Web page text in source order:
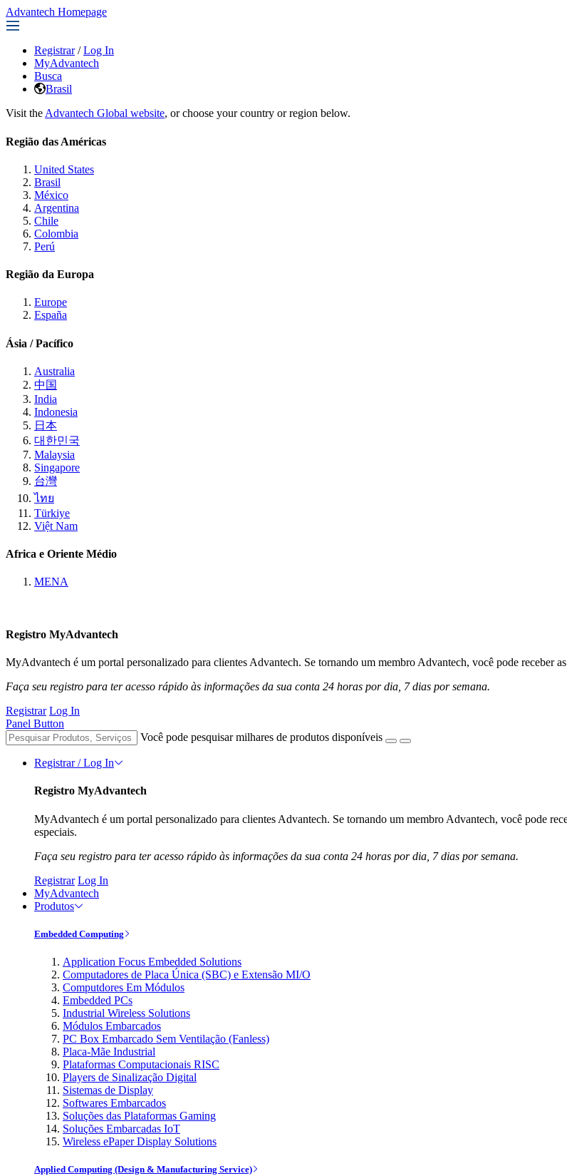
Advantech Homepage
Registrar / Log In
MyAdvantech
Busca
Brasil
Visit the Advantech Global website, or choose your country or region below.
Região das Américas
United States
Brasil
México
Argentina
Chile
Colombia
Perú
Região da Europa
Europe
España
Ásia / Pacífico
Australia
中国
India
Indonesia
日本
대한민국
Malaysia
Singapore
台灣
ไทย
Türkiye
Việt Nam
Africa e Oriente Médio
MENA
Registro MyAdvantech
MyAdvantech é um portal personalizado para clientes Advantech. Se tornando um membro Advantech, você pode receber
Faça seu registro para ter acesso rápido às informações da sua conta 24 horas por dia, 7 dias por semana.
Registrar Log In
Panel Button
Você pode pesquisar milhares de produtos disponíveis
Registrar / Log In
Registro MyAdvantech
MyAdvantech é um portal personalizado para clientes Advantech. Se tornando um membro Advantech, você pode
especiais.
Faça seu registro para ter acesso rápido às informações da sua conta 24 horas por dia, 7 dias por semana.
Registrar Log In
MyAdvantech
Produtos
Embedded Computing
Application Focus Embedded Solutions
Computadores de Placa Única (SBC) e Extensão MI/O
Computdores Em Módulos
Embedded PCs
Industrial Wireless Solutions
Módulos Embarcados
PC Box Embarcado Sem Ventilação (Fanless)
Placa-Mãe Industrial
Plataformas Computacionais RISC
Players de Sinalização Digital
Sistemas de Display
Softwares Embarcados
Soluções das Plataformas Gaming
Soluções Embarcadas IoT
Wireless ePaper Display Solutions
Applied Computing (Design & Manufacturing Service)